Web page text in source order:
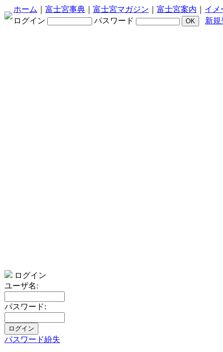
ホーム 富士宮事典 富士宮マガジン 富士宮案内
イメ
ログイン
パスワード 新規
ログイン
ユーザ名:
パスワード:
パスワード紛失